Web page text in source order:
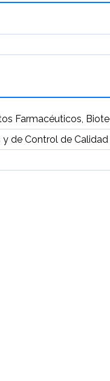
Farmacéuticos,
y de Control de Calidad